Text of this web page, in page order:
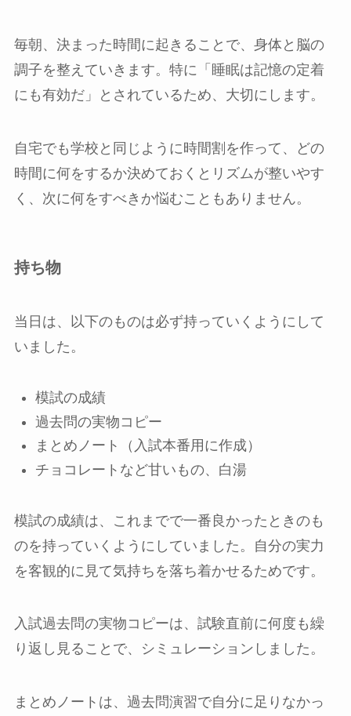
毎朝、決まった時間に起きることで、身体と脳の
調子を整えていきます。特に「睡眠は記憶の定着
にも有効だ」とされているため、大切にします。
自宅でも学校と同じように時間割を作って、どの
時間に何をするか決めておくとリズムが整いやす
く、次に何をすべきか悩むこともありません。
持ち物
当日は、以下のものは必ず持っていくようにして
いました。
模試の成績
過去問の実物コピー
まとめノート（入試本番用に作成）
チョコレートなど甘いもの、白湯
模試の成績は、これまでで一番良かったときのも
のを持っていくようにしていました。自分の実力
を客観的に見て気持ちを落ち着かせるためです。
入試過去問の実物コピーは、試験直前に何度も繰
り返し見ることで、シミュレーションしました。
まとめノートは、過去問演習で自分に足りなかっ